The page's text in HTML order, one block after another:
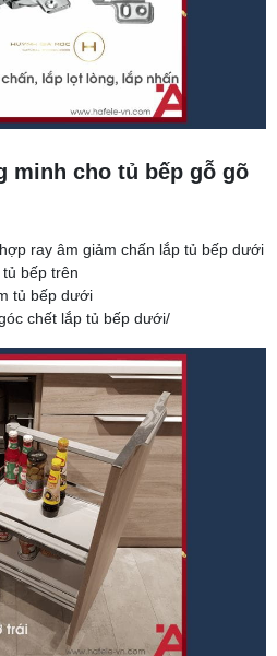
minh cho tủ bếp gỗ gõ
ray âm giảm chấn lắp tủ bếp dưới
bếp trên
tủ bếp dưới
chết lắp tủ bếp dưới/